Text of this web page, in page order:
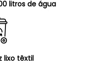
litros de água
lixo têxtil